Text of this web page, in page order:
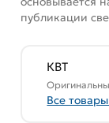
публикации
КВТ
Все